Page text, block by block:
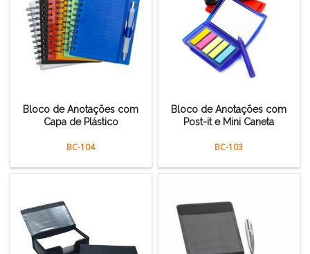
Bloco de Anotações com
Capa de Plástico
BC-104
Bloco de Anotações com
Post-it e Mini Caneta
BC-103